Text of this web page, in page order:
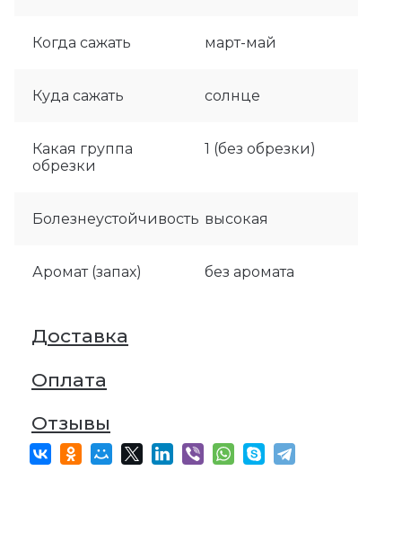
Когда сажать март-май
Куда сажать солнце
Какая группа
обрезки
1 (без обрезки)
Болезнеустойчивость высокая
Аромат (запах) без аромата
Доставка
Оплата
Отзывы